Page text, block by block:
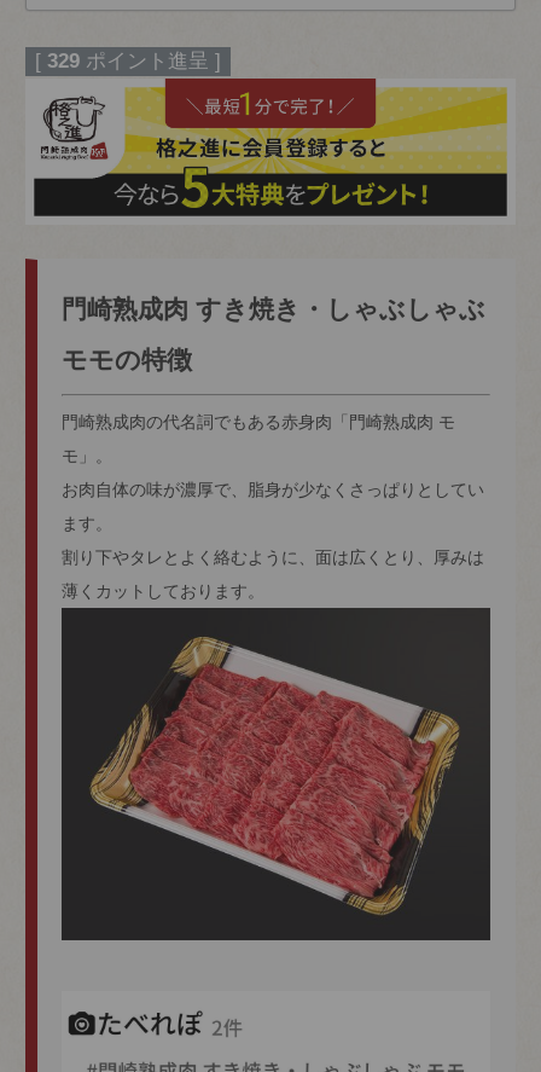
[ 329 ポイント進呈 ]
門崎熟成肉 すき焼き・しゃぶしゃぶ
モモの特徴
門崎熟成肉の代名詞でもある赤身肉「門崎熟成肉 モ
モ」。
お肉自体の味が濃厚で、脂身が少なくさっぱりとしてい
ます。
割り下やタレとよく絡むように、面は広くとり、厚みは
薄くカットしております。